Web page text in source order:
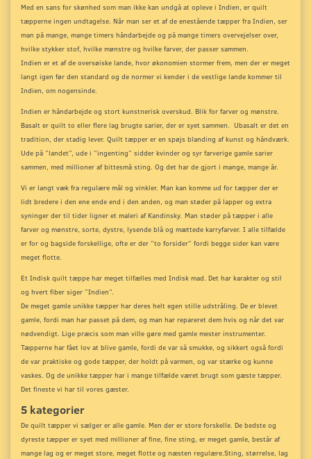
Med en sans for skønhed som man ikke kan undgå at opleve i Indien, er quilt
tæpperne ingen undtagelse. Når man ser et af de enestående tæpper fra Indien, ser
man på mange, mange timers håndarbejde og på mange timers overvejelser over,
hvilke stykker stof, hvilke mønstre og hvilke farver, der passer sammen.
Indien er et af de oversøiske lande, hvor økonomien stormer frem, men der er meget
langt igen før den standard og de normer vi kender i de vestlige lande kommer til
Indien, om nogensinde.
Indien er håndarbejde og stort kunstnerisk overskud. Blik for farver og mønstre.
Basalt er quilt to eller flere lag brugte sarier, der er syet sammen. Ubasalt er det en
tradition, der stadig lever. Quilt tæpper er en spøjs blanding af kunst og håndværk.
Ude på ”landet”, ude i ”ingenting” sidder kvinder og syr farverige gamle sarier
sammen, med millioner af bittesmå sting. Og det har de gjort i mange, mange år.
Vi er langt væk fra regulære mål og vinkler. Man kan komme ud for tæpper der er
lidt bredere i den ene ende end i den anden, og man støder på lapper og extra
syninger der til tider ligner et maleri af Kandinsky. Man støder på tæpper i alle
farver og mønstre, sorte, dystre, lysende blå og mættede karryfarver. I alle tilfælde
er for og bagside forskellige, ofte er der ”to forsider” fordi begge sider kan være
meget flotte.
Et Indisk quilt tæppe har meget tilfælles med Indisk mad. Det har karakter og stil
og hvert fiber siger ”Indien”.
De meget gamle unikke tæpper har deres helt egen stille udstråling. De er blevet
gamle, fordi man har passet på dem, og man har repareret dem hvis og når det var
nødvendigt. Lige præcis som man ville gøre med gamle mester instrumenter.
Tæpperne har fået lov at blive gamle, fordi de var så smukke, og sikkert også fordi
de var praktiske og gode tæpper, der holdt på varmen, og var stærke og kunne
vaskes. Og de unikke tæpper har i mange tilfælde været brugt som gæste tæpper.
Det fineste vi har til vores gæster.
5 kategorier
De quilt tæpper vi sælger er alle gamle. Men der er store forskelle. De bedste og
dyreste tæpper er syet med millioner af fine, fine sting, er meget gamle, består af
mange lag og er meget store, meget flotte og næsten regulære.Sting, størrelse, lag